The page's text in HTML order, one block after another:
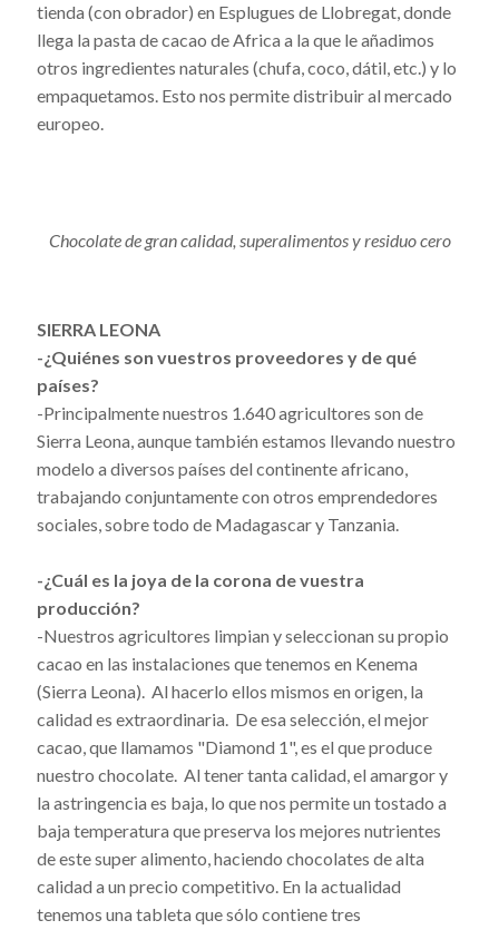
tienda (con obrador) en Esplugues de Llobregat, donde
llega la pasta de cacao de Africa a la que le añadimos
otros ingredientes naturales (chufa, coco, dátil, etc.) y lo
empaquetamos. Esto nos permite distribuir al mercado
europeo.
Chocolate de gran calidad, superalimentos y residuo cero
SIERRA LEONA
-¿Quiénes son vuestros proveedores y de qué
países?
-Principalmente nuestros 1.640 agricultores son de
Sierra Leona, aunque también estamos llevando nuestro
modelo a diversos países del continente africano,
trabajando conjuntamente con otros emprendedores
sociales, sobre todo de Madagascar y Tanzania.
-¿Cuál es la joya de la corona de vuestra
producción?
-Nuestros agricultores limpian y seleccionan su propio
cacao en las instalaciones que tenemos en Kenema
(Sierra Leona). Al hacerlo ellos mismos en origen, la
calidad es extraordinaria. De esa selección, el mejor
cacao, que llamamos "Diamond 1", es el que produce
nuestro chocolate. Al tener tanta calidad, el amargor y
la astringencia es baja, lo que nos permite un tostado a
baja temperatura que preserva los mejores nutrientes
de este super alimento, haciendo chocolates de alta
calidad a un precio competitivo. En la actualidad
tenemos una tableta que sólo contiene tres